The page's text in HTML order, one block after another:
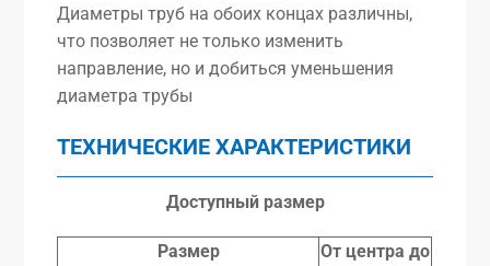
Диаметры труб на обоих концах различны,
что позволяет не только изменить
направление, но и добиться уменьшения
диаметра трубы
ТЕХНИЧЕСКИЕ ХАРАКТЕРИСТИКИ
Доступный размер
Размер
От центра до